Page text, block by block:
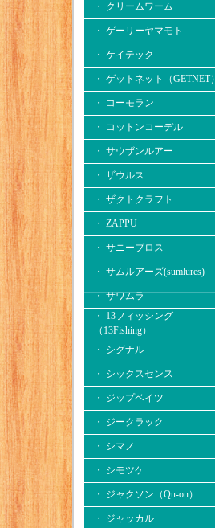
・ クリームワーム
・ ゲーリーヤマモト
・ ケイテック
・ ゲットネット（GETNET）
・ コーモラン
・ コットンコーデル
・ サウザンルアー
・ ザウルス
・ ザクトクラフト
・ ZAPPU
・ サニーブロス
・ サムルアーズ(sumlures)
・ サワムラ
・ 13フィッシング
（13Fishing）
・ シグナル
・ シックスセンス
・ ジップベイツ
・ ジークラック
・ シマノ
・ シモツケ
・ ジャクソン（Qu-on）
・ ジャッカル